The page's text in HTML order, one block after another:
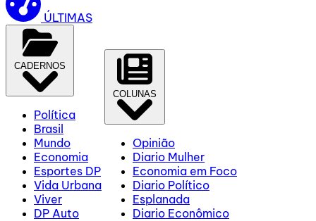
ÚLTIMAS
CADERNOS
Política
Brasil
Mundo
Economia
Esportes DP
Vida Urbana
Viver
DP Auto
COLUNAS
Opinião
Diario Mulher
Economia em Foco
Diario Político
Esplanada
Diario Econômico